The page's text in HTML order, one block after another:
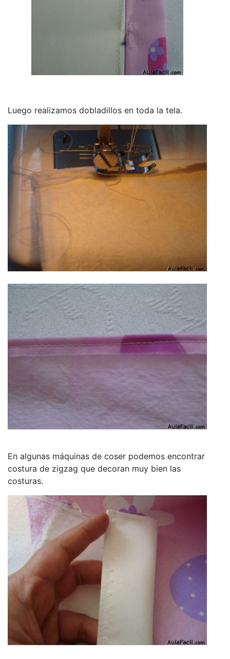
Luego realizamos dobladillos en toda la tela.
En algunas máquinas de coser podemos encontrar
costura de zigzag que decoran muy bien las
costuras.